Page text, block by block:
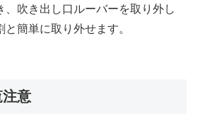
、吹き出し口ルーバーを取り外し
簡単に取り外せます。
意